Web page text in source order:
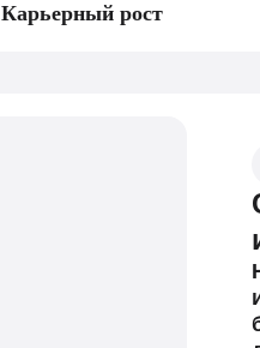
Карьерный рост